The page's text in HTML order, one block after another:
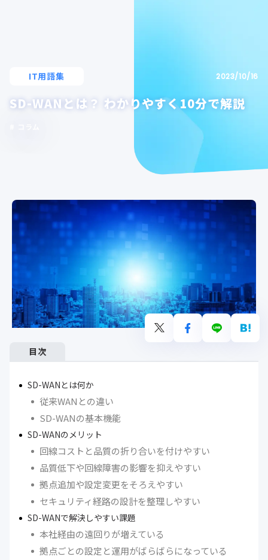
IT用語集 2023/10/16
SD-WANとは？ わかりやすく10分で解説
目次
SD-WANとは何か
従来WANとの違い
SD-WANの基本機能
SD-WANのメリット
回線コストと品質の折り合いを付けやすい
品質低下や回線障害の影響を抑えやすい
拠点追加や設定変更をそろえやすい
セキュリティ経路の設計を整理しやすい
SD-WANで解決しやすい課題
本社経由の遠回りが増えている
拠点ごとの設定と運用がばらばらになっている